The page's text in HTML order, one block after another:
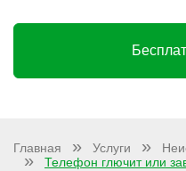
Главная Услуги
Телефон глючит или